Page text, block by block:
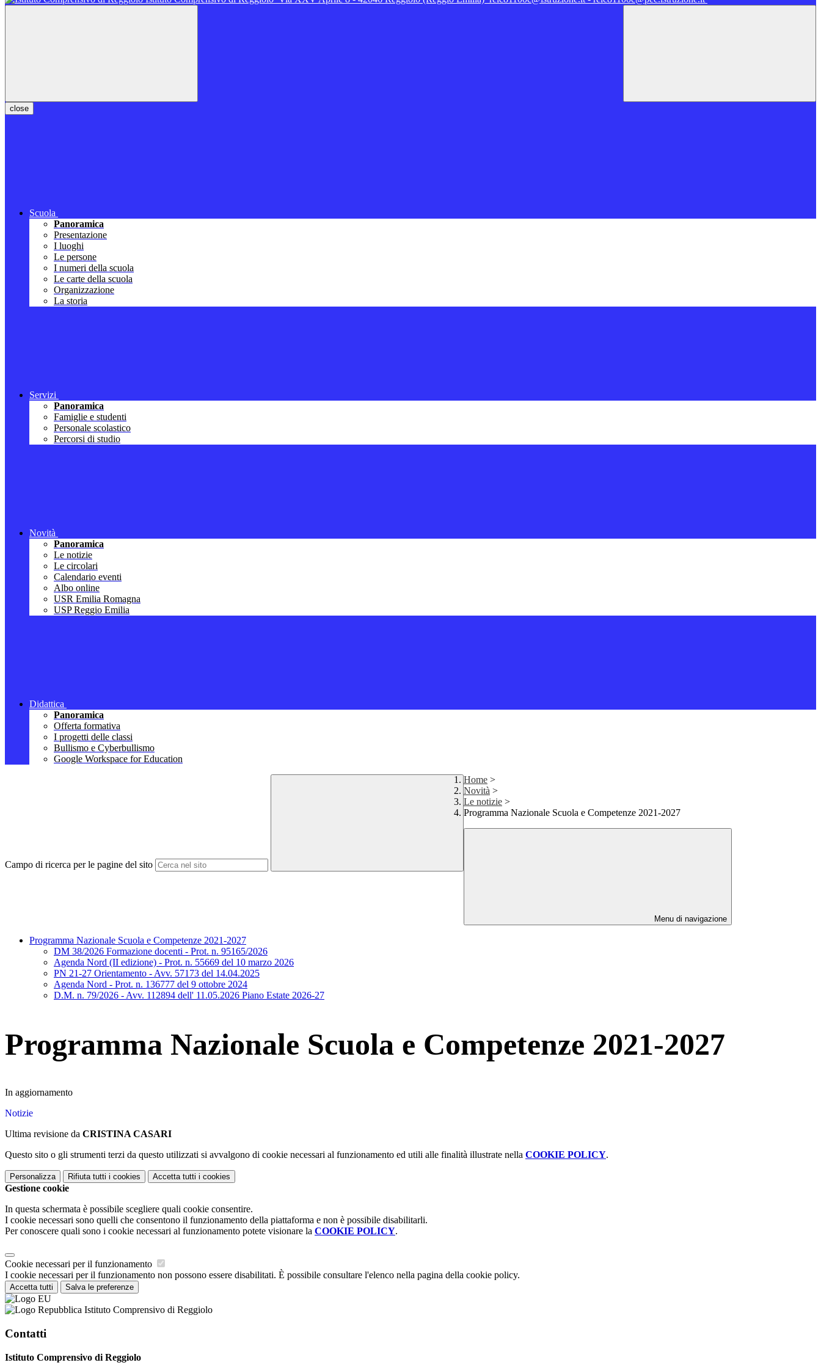
close
Scuola
Panoramica
Presentazione
I luoghi
Le persone
I numeri della scuola
Le carte della scuola
Organizzazione
La storia
Servizi
Panoramica
Famiglie e studenti
Personale scolastico
Percorsi di studio
Novità
Panoramica
Le notizie
Le circolari
Calendario eventi
Albo online
USR Emilia Romagna
USP Reggio Emilia
Didattica
Panoramica
Offerta formativa
I progetti delle classi
Bullismo e Cyberbullismo
Google Workspace for Education
Campo di ricerca per le pagine del sito
Home >
Novità >
Le notizie >
Programma Nazionale Scuola e Competenze 2021-2027
Menu di navigazione
Programma Nazionale Scuola e Competenze 2021-2027
DM 38/2026 Formazione docenti - Prot. n. 95165/2026
Agenda Nord (II edizione) - Prot. n. 55669 del 10 marzo 2026
PN 21-27 Orientamento - Avv. 57173 del 14.04.2025
Agenda Nord - Prot. n. 136777 del 9 ottobre 2024
D.M. n. 79/2026 - Avv. 112894 dell' 11.05.2026 Piano Estate 2026-27
Programma Nazionale Scuola e Competenze 2021-2027
In aggiornamento
Notizie
Ultima revisione da CRISTINA CASARI
Questo sito o gli strumenti terzi da questo utilizzati si avvalgono di cookie necessari al funzionamento ed utili alle finalità illustrate nella COOKIE POLICY.
Personalizza Rifiuta tutti i cookies Accetta tutti i cookies
Gestione cookie
In questa schermata è possibile scegliere quali cookie consentire.
I cookie necessari sono quelli che consentono il funzionamento della piattaforma e non è possibile disabilitarli.
Per conoscere quali sono i cookie necessari al funzionamento potete visionare la COOKIE POLICY.
Cookie necessari per il funzionamento
I cookie necessari per il funzionamento non possono essere disabilitati. È possibile consultare l'elenco nella pagina della cookie policy.
Accetta tutti Salva le preferenze
Istituto Comprensivo di Reggiolo
Contatti
Istituto Comprensivo di Reggiolo